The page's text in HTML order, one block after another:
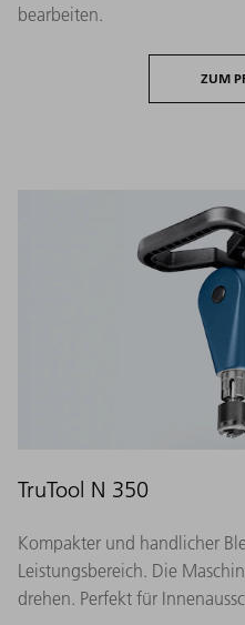
bearbeiten.
ZUM
TruTool N 350
Kompakter und handlicher
Leistungsbereich. Die
drehen. Perfekt für